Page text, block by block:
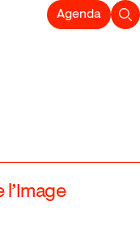
Agenda